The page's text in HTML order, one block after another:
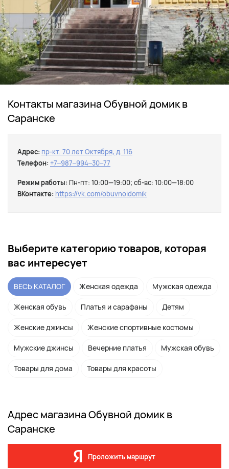
Контакты магазина Обувной домик в
Саранске
Адрес: пр-кт. 70 лет Октября, д. 116
Телефон: +7‒987‒994‒30‒77
Режим работы: Пн-пт: 10:00—19:00; сб-вс: 10:00—18:00
ВКонтакте: https://vk.com/obuvnoidomik
Выберите категорию товаров, которая
вас интересует
ВЕСЬ КАТАЛОГ Женская одежда Мужская одежда
Женская обувь Платья и сарафаны Детям
Женские джинсы Женские спортивные костюмы
Мужские джинсы Вечерние платья Мужская обувь
Товары для дома Товары для красоты
Адрес магазина Обувной домик в
Саранске
Проложить маршрут